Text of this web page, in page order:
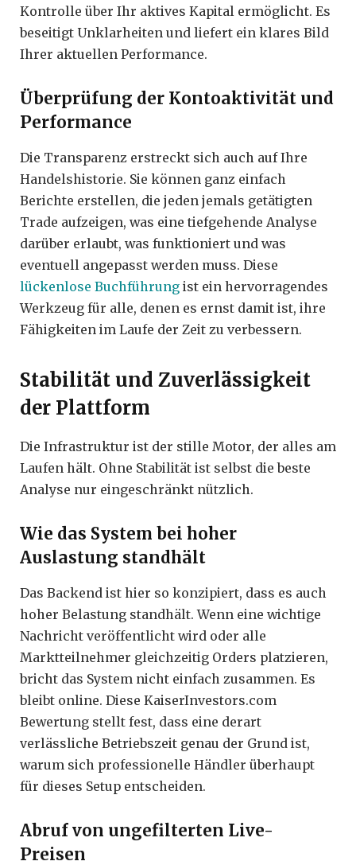
Kontrolle über Ihr aktives Kapital ermöglicht. Es
beseitigt Unklarheiten und liefert ein klares Bild
Ihrer aktuellen Performance.
Überprüfung der Kontoaktivität und
Performance
Die Transparenz erstreckt sich auch auf Ihre
Handelshistorie. Sie können ganz einfach
Berichte erstellen, die jeden jemals getätigten
Trade aufzeigen, was eine tiefgehende Analyse
darüber erlaubt, was funktioniert und was
eventuell angepasst werden muss. Diese
lückenlose Buchführung ist ein hervorragendes
Werkzeug für alle, denen es ernst damit ist, ihre
Fähigkeiten im Laufe der Zeit zu verbessern.
Stabilität und Zuverlässigkeit
der Plattform
Die Infrastruktur ist der stille Motor, der alles am
Laufen hält. Ohne Stabilität ist selbst die beste
Analyse nur eingeschränkt nützlich.
Wie das System bei hoher
Auslastung standhält
Das Backend ist hier so konzipiert, dass es auch
hoher Belastung standhält. Wenn eine wichtige
Nachricht veröffentlicht wird oder alle
Marktteilnehmer gleichzeitig Orders platzieren,
bricht das System nicht einfach zusammen. Es
bleibt online. Diese KaiserInvestors.com
Bewertung stellt fest, dass eine derart
verlässliche Betriebszeit genau der Grund ist,
warum sich professionelle Händler überhaupt
für dieses Setup entscheiden.
Abruf von ungefilterten Live-
Preisen